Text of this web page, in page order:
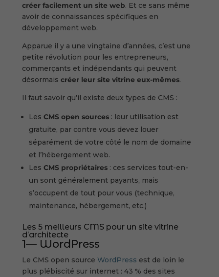
créer facilement un site web. Et ce sans même
avoir de connaissances spécifiques en
développement web.
Apparue il y a une vingtaine d’années, c’est une
petite révolution pour les entrepreneurs,
commerçants et indépendants qui peuvent
désormais créer leur site vitrine eux-mêmes.
Il faut savoir qu’il existe deux types de CMS :
Les CMS open sources: leur utilisation est
gratuite, par contre vous devez louer
séparément de votre côté le nom de domaine
et l’hébergement web.
Les CMS propriétaires: ces services tout-en-
un sont généralement payants, mais
s’occupent de tout pour vous (technique,
maintenance, hébergement, etc.)
Les 5 meilleurs CMS pour un site vitrine
d’architecte
1— WordPress
Le CMS open source WordPress est de loin le
plus plébiscité sur internet : 43 % des sites